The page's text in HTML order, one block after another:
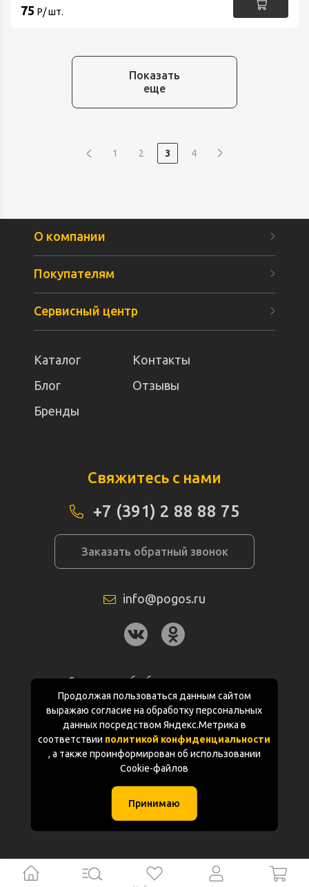
75 Р/ шт.
Показать
еще
1 2 3 4
Продолжая пользоваться данным сайтом
выражаю согласие на обработку персональных
данных посредством Яндекс.Метрика в
соответствии политикой конфиденциальности
, а также проинформирован об использовании
Cookie-файлов
Принимаю
О компании
Покупателям
Сервисный центр
Каталог
Контакты
Блог
Отзывы
Бренды
Свяжитесь с нами
+7 (391) 2 88 88 75
Заказать обратный звонок
info@pogos.ru
Согласие на обработку персональных
данных
Политика конфиденциальности
Документация
(с) «POGOS.ru» 2010-2026 (ИП Чивчян М.Р.)